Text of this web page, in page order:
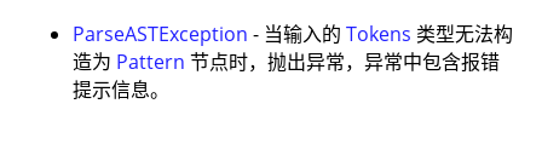
ParseASTException - 当输入的 Tokens 类型无法构
造为 Pattern 节点时，抛出异常，异常中包含报错
提示信息。